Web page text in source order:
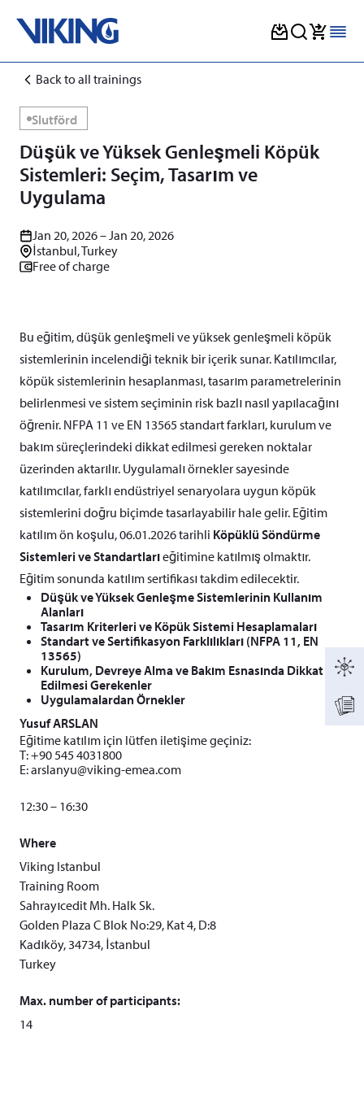
Back to all trainings
Slutförd
Düşük ve Yüksek Genleşmeli Köpük
Sistemleri: Seçim, Tasarım ve
Uygulama
Jan 20, 2026 – Jan 20, 2026
İstanbul, Turkey
Free of charge
Bu eğitim, düşük genleşmeli ve yüksek genleşmeli köpük
sistemlerinin incelendiği teknik bir içerik sunar. Katılımcılar,
köpük sistemlerinin hesaplanması, tasarım parametrelerinin
belirlenmesi ve sistem seçiminin risk bazlı nasıl yapılacağını
öğrenir. NFPA 11 ve EN 13565 standart farkları, kurulum ve
bakım süreçlerindeki dikkat edilmesi gereken noktalar
üzerinden aktarılır. Uygulamalı örnekler sayesinde
katılımcılar, farklı endüstriyel senaryolara uygun köpük
sistemlerini doğru biçimde tasarlayabilir hale gelir. Eğitim
katılım ön koşulu, 06.01.2026 tarihli Köpüklü Söndürme
Sistemleri ve Standartlarıeğitimine katılmış olmaktır.
Eğitim sonunda katılım sertifikası takdim edilecektir.
Düşük ve Yüksek Genleşme Sistemlerinin Kullanım
Alanları
Tasarım Kriterleri ve Köpük Sistemi Hesaplamaları
Standart ve Sertifikasyon Farklılıkları (NFPA 11, EN
13565)
Kurulum, Devreye Alma ve Bakım Esnasında Dikkat
Edilmesi Gerekenler
Uygulamalardan Örnekler
Yusuf ARSLAN
Eğitime katılım için lütfen iletişime geçiniz:
T: +90 545 4031800
E:arslanyu@viking-emea.com
12:30 – 16:30
Where
Viking Istanbul
Training Room
Sahrayıcedit Mh. Halk Sk.
Golden Plaza C Blok No:29, Kat 4, D:8
Kadıköy, 34734, İstanbul
Turkey
Max. number of participants:
14